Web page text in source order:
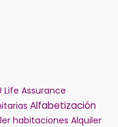
Life Assurance
Alfabetización
habitaciones Alquiler